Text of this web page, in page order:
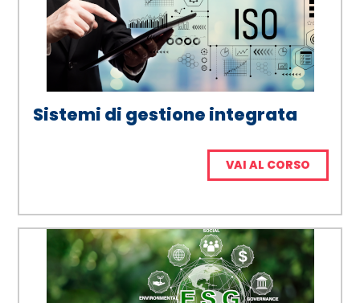
Sistemi di gestione integrata
VAI AL CORSO